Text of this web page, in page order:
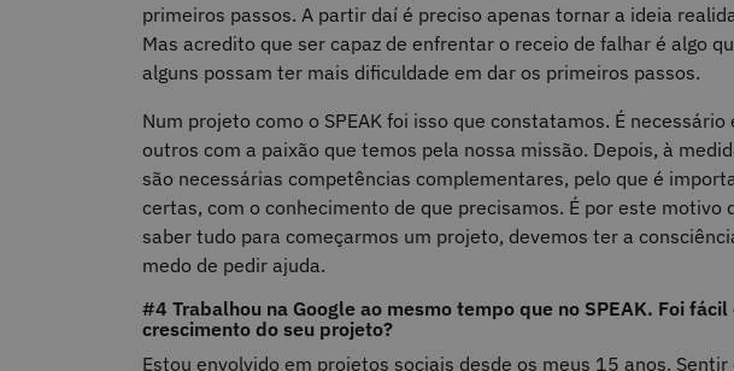
primeiros passos. A partir daí é preciso apenas tornar a ideia
Mas acredito que ser capaz de enfrentar o receio de falhar é algo
alguns possam ter mais dificuldade em dar os primeiros passos.
Num projeto como o SPEAK foi isso que constatamos. É
outros com a paixão que temos pela nossa missão. Depois, à
são necessárias competências complementares, pelo que é
certas, com o conhecimento de que precisamos. É por este motivo
saber tudo para começarmos um projeto, devemos ter a
medo de pedir ajuda.
#4 Trabalhou na Google ao mesmo tempo que no SPEAK. Foi
crescimento do seu projeto?
Estou envolvido em projetos sociais desde os meus 15 anos.